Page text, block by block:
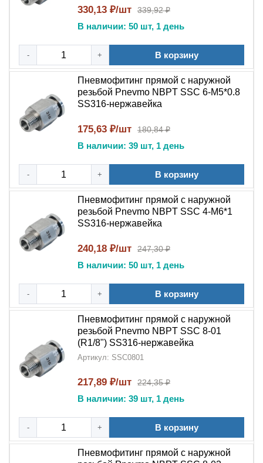
Промышленных предприятий
Пищевых производств
Химических заводов
Фармацевтических компаний
Производителей оборудования
Пневмофитинг цанговый прямой NBPT PC
SS316 сочетает:
наружной резьбы
нержавеющей стали
Репутацию брендаNBPT
Долгий срок службы
для ответственных соединений в
промышленных пневмосистемах!
330,13 ₽/шт 339,92 ₽
В наличии: 50 шт, 1 день
- + В корзину
Пневмофитинг прямой с наружной
резьбой Pnevmo NBPT SSC 6-М5*0.8
SS316-нержавейка
175,63 ₽/шт 180,84 ₽
В наличии: 39 шт, 1 день
- + В корзину
Пневмофитинг прямой с наружной
резьбой Pnevmo NBPT SSC 4-М6*1
SS316-нержавейка
240,18 ₽/шт 247,30 ₽
В наличии: 50 шт, 1 день
- + В корзину
Пневмофитинг прямой с наружной
резьбой Pnevmo NBPT SSC 8-01
(R1/8") SS316-нержавейка
Артикул: SSC0801
217,89 ₽/шт 224,35 ₽
В наличии: 39 шт, 1 день
- + В корзину
Пневмофитинг прямой с наружной